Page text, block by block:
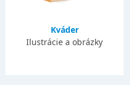
Kváder
Ilustrácie a obrázky